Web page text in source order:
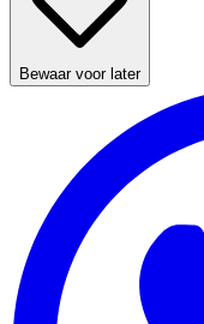
Bewaar voor later